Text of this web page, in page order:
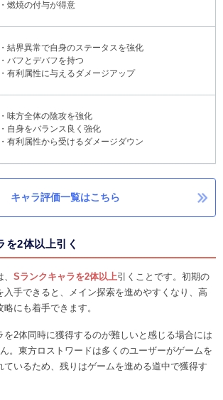
・燃焼の付与が得意
・結界異常で自身のステータスを強化
・バフとデバフを持つ
・有利属性に与えるダメージアップ
・味方全体の陰攻を強化
・自身をバランス良く強化
・有利属性から受けるダメージダウン
キャラ評価一覧はこちら
を2体以上引く
Sランクキャラを2体以上引くことです。初期の
入手できると、メイン探索を進めやすくなり、高
にも着手できます。
を2体同時に獲得するのが難しいと感じる場合には
。東方ロストワードは多くのユーザーがゲームを
ているため、残りはゲームを進める道中で獲得す